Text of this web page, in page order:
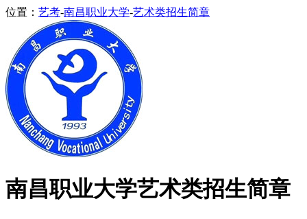
位置： 艺考-南昌职业大学-艺术类招生简章
南昌职业大学艺术类招生简章